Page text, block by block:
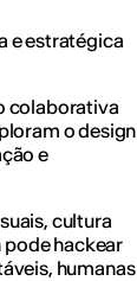
e estratégica
colaborativa
o design
e
cultura
hackear
humanas